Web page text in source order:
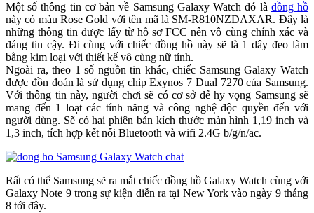
Một số thông tin cơ bản về Samsung Galaxy Watch đó là đồng hồ
này có màu Rose Gold với tên mã là SM-R810NZDAXAR. Đây là
những thông tin được lấy từ hồ sơ FCC nên vô cùng chính xác và
đáng tin cậy. Đi cùng với chiếc đồng hồ này sẽ là 1 dây đeo làm
bằng kim loại với thiết kế vô cùng nữ tính.
Ngoài ra, theo 1 số nguồn tin khác, chiếc Samsung Galaxy Watch
được đồn đoán là sử dụng chip Exynos 7 Dual 7270 của Samsung.
Với thông tin này, người chơi sẽ có cơ sở để hy vọng Samsung sẽ
mang đến 1 loạt các tính năng và công nghệ độc quyền đến với
người dùng. Sẽ có hai phiên bản kích thước màn hình 1,19 inch và
1,3 inch, tích hợp kết nối Bluetooth và wifi 2.4G b/g/n/ac.
Rất có thể Samsung sẽ ra mắt chiếc đồng hồ Galaxy Watch cùng với
Galaxy Note 9 trong sự kiện diễn ra tại New York vào ngày 9 tháng
8 tới đây.